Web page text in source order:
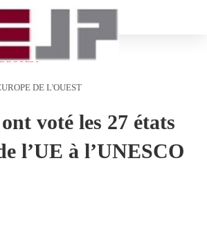
L'OUEST
DE L'OUEST
voté les 27 états
l’UE à l’UNESCO